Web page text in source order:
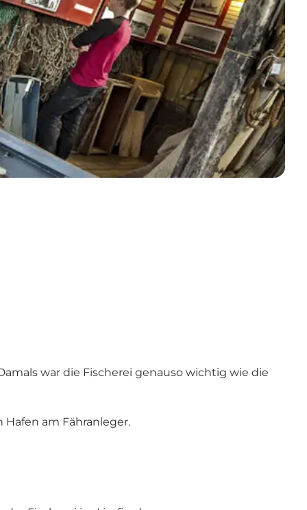
war die Fischerei genauso wichtig wie die
am Fähranleger.